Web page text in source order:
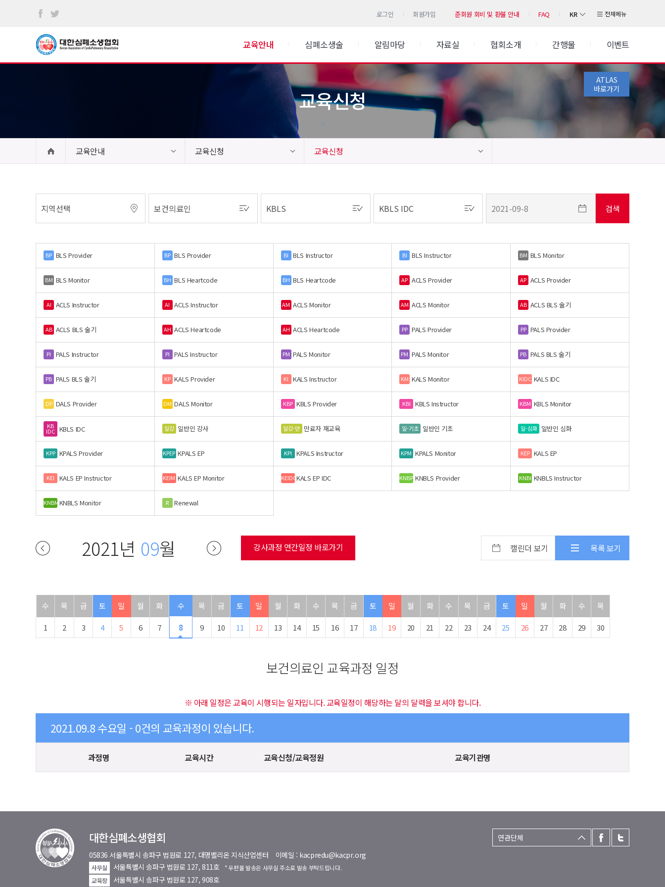
로그인 회원가입 준회원 회비 및 환불 안내 FAQ KR 전체메뉴
교육안내 심폐소생술 알림마당 자료실 협회소개 간행물 이벤트
ATLAS
바로가기
교육신청
교육안내 교육신청 교육신청
BP BLS Provider BP BLS Provider BI BLS Instructor BI BLS Instructor BM BLS Monitor
BM BLS Monitor BH BLS Heartcode BH BLS Heartcode AP ACLS Provider AP ACLS Provider
AI ACLS Instructor AI ACLS Instructor AM ACLS Monitor AM ACLS Monitor AB ACLS BLS 술기
AB ACLS BLS 술기 AH ACLS Heartcode AH ACLS Heartcode PP PALS Provider PP PALS Provider
PI PALS Instructor PI PALS Instructor PM PALS Monitor PM PALS Monitor PB PALS BLS 술기
PB PALS BLS 술기 KP KALS Provider KI KALS Instructor KM KALS Monitor KIDC KALS IDC
DP DALS Provider DM DALS Monitor KBP KBLS Provider KBI KBLS Instructor KBM KBLS Monitor
KB
IDC KBLS IDC 일강 일반인 강사 일강-만 만료자 재교육 일-기초 일반인 기초 일-심화 일반인 심화
KPP KPALS Provider KPEP KPALS EP KPI KPALS Instructor KPM KPALS Monitor KEP KALS EP
KEI KALS EP Instructor KEIM KALS EP Monitor KEIDCKALS EP IDC KNBP KNBLS Provider KNBI KNBLS Instructor
KNBM KNBLS Monitor R Renewal
2021년 09월 강사과정 연간일정 바로가기 캘린더 보기 목록 보기
수 목 금 토 일 월 화 수 목 금 토 일 월 화 수 목 금 토 일 월 화 수 목 금 토 일 월 화 수 목
1 2 3 4 5 6 7 8 9 10 11 12 13 14 15 16 17 18 19 20 21 22 23 24 25 26 27 28 29 30
보건의료인 교육과정 일정
※ 아래 일정은 교육이 시행되는 일자입니다. 교육일정이 해당하는 달의 달력을 보셔야 합니다.
2021.09.8 수요일 - 0건의 교육과정이 있습니다.
과정명 교육시간 교육신청/교육정원 교육기관명
대한심폐소생협회
05836 서울특별시 송파구 법원로 127, 대명벨리온 지식산업센터 이메일 : kacpredu@kacpr.org
사무실 서울특별시 송파구 법원로 127, 811호
* 우편물 발송은 사무실 주소로 발송 부탁드립니다.
교육장
서울특별시 송파구 법원로 127, 908호